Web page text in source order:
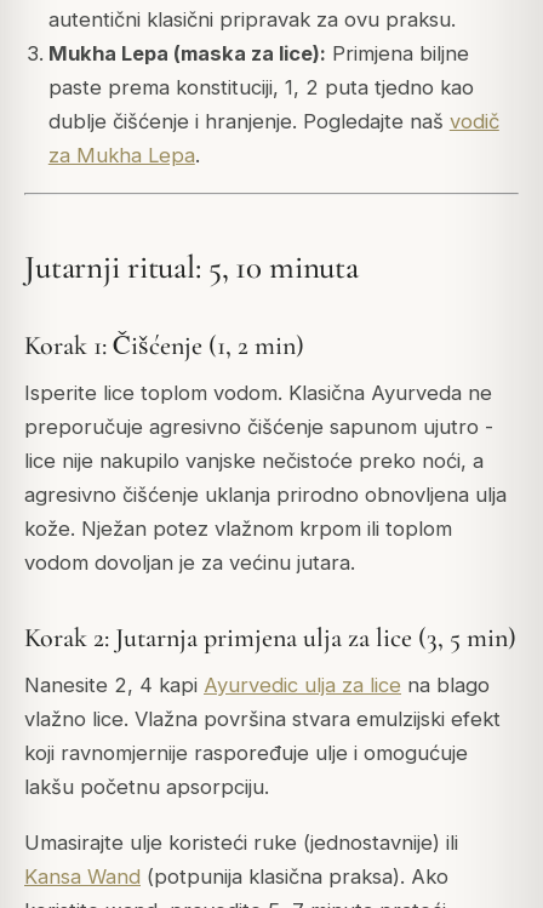
autentični klasični pripravak za ovu praksu.
Mukha Lepa (maska za lice): Primjena biljne
paste prema konstituciji, 1, 2 puta tjedno kao
dublje čišćenje i hranjenje. Pogledajte naš vodič
za Mukha Lepa.
Jutarnji ritual: 5, 10 minuta
Korak 1: Čišćenje (1, 2 min)
Isperite lice toplom vodom. Klasična Ayurveda ne
preporučuje agresivno čišćenje sapunom ujutro -
lice nije nakupilo vanjske nečistoće preko noći, a
agresivno čišćenje uklanja prirodno obnovljena ulja
kože. Nježan potez vlažnom krpom ili toplom
vodom dovoljan je za većinu jutara.
Korak 2: Jutarnja primjena ulja za lice (3, 5 min)
Nanesite 2, 4 kapi Ayurvedic ulja za lice na blago
vlažno lice. Vlažna površina stvara emulzijski efekt
koji ravnomjernije raspoređuje ulje i omogućuje
lakšu početnu apsorpciju.
Umasirajte ulje koristeći ruke (jednostavnije) ili
Kansa Wand (potpunija klasična praksa). Ako